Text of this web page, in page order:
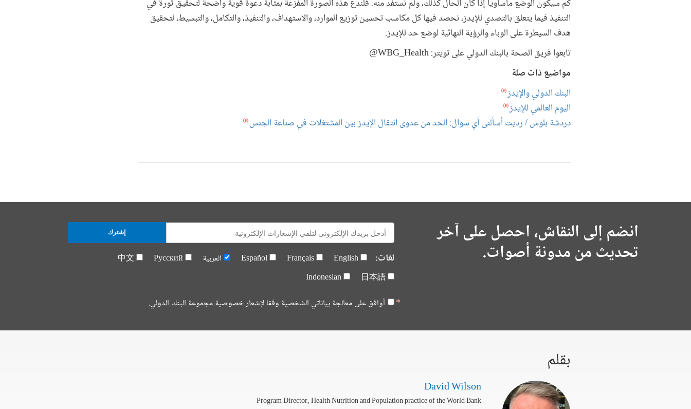
كم سيكون الوضع مأساويا إذا كان الحال كذلك، ولم نستفد منه. فلندع هذه الصورة المفزعة بمثابة دعوة قوية واضحة لتحقيق ثورة في
التنفيذ فيما يتعلق بالتصدي للإيدز، نحصد فيها كل مكاسب تحسين توزيع الموارد، والاستهداف، والتنفيذ، والتكامل، والتبسيط، لتحقيق
هدف السيطرة على الوباء والرؤية النهائية لوضع حد للإيدز.
تابعوا فريق الصحة بالبنك الدولي على تويتر: WBG_Health@
مواضيع ذات صلة
البنك الدولي والإيدز(e)
اليوم العالمي للإيدز(e)
دردشة بلوس / رديت أسألنى أي سؤال: الحد من عدوى انتقال الإيدز بين المشتغلات في صناعة الجنس(e)
انضم إلى النقاش، احصل على آخر
تحديث من مدونة أصوات.
E-
mail:
لغات: English
Français
Español العربية Русский
中文
日本語
Indonesian
أوافق على معالجة بياناتي الشخصية وفقالإشعار خصوصية مجموعة البنك الدولي.
إشترك
بقلم
David Wilson
Program Director, Health Nutrition and Population practice of the World Bank